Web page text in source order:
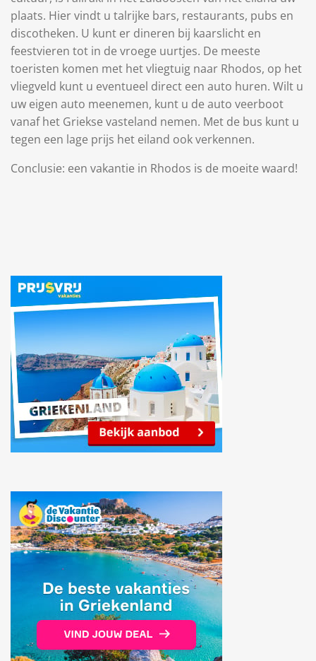
plaats. Hier vindt u talrijke bars, restaurants, pubs en
discotheken. U kunt er dineren bij kaarslicht en
feestvieren tot in de vroege uurtjes. De meeste
toeristen komen met het vliegtuig naar Rhodos, op het
vliegveld kunt u eventueel direct een auto huren. Wilt u
uw eigen auto meenemen, kunt u de auto veerboot
vanaf het Griekse vasteland nemen. Met de bus kunt u
tegen een lage prijs het eiland ook verkennen.
Conclusie: een vakantie in Rhodos is de moeite waard!